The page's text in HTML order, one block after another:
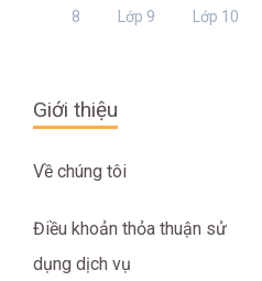
8
Lớp 9 Lớp 10
Giới thiệu
Về chúng tôi
Điều khoản thỏa thuận sử
dụng dịch vụ